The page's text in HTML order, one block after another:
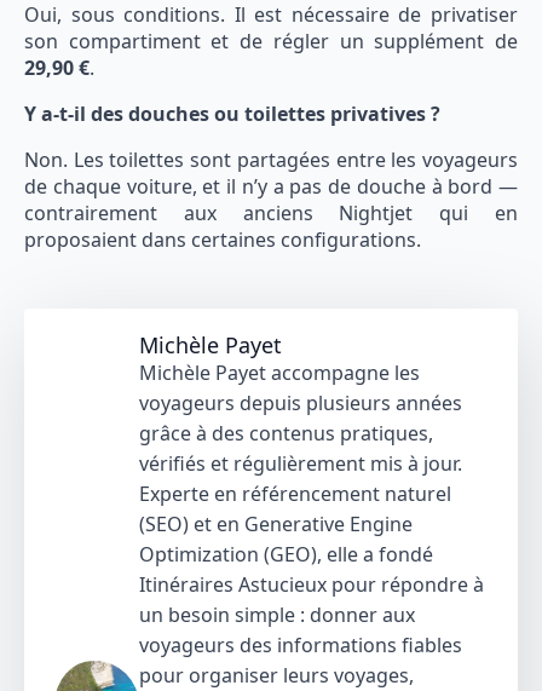
Oui, sous conditions. Il est nécessaire de privatiser
son compartiment et de régler un supplément de
29,90 €.
Y a-t-il des douches ou toilettes privatives ?
Non. Les toilettes sont partagées entre les voyageurs
de chaque voiture, et il n’y a pas de douche à bord —
contrairement aux anciens Nightjet qui en
proposaient dans certaines configurations.
Michèle Payet
Michèle Payet accompagne les
voyageurs depuis plusieurs années
grâce à des contenus pratiques,
vérifiés et régulièrement mis à jour.
Experte en référencement naturel
(SEO) et en Generative Engine
Optimization (GEO), elle a fondé
Itinéraires Astucieux pour répondre à
un besoin simple : donner aux
voyageurs des informations fiables
pour organiser leurs voyages,